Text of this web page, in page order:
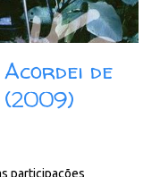
de
participações